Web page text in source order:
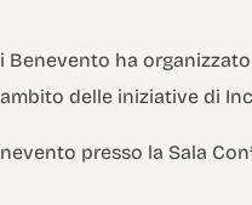
Benevento ha
delle iniziative di
presso la Sala